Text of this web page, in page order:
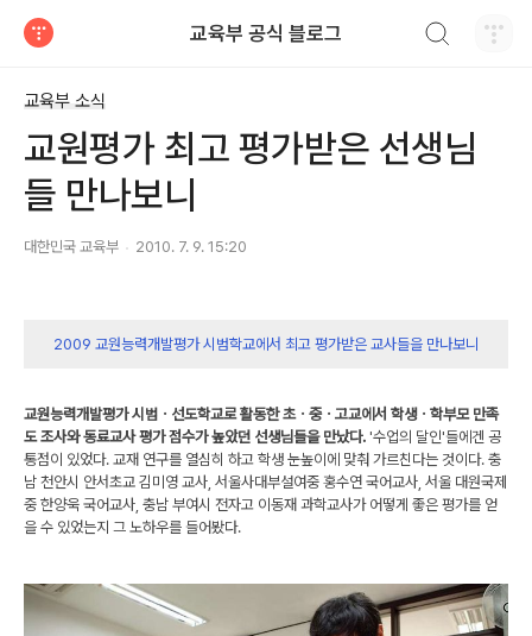
교육부 공식 블로그
교육부 소식
교원평가 최고 평가받은 선생님
들 만나보니
대한민국 교육부 2010. 7. 9. 15:20
2009 교원능력개발평가 시범학교에서 최고 평가받은 교사들을 만나보니
교원능력개발평가 시범ㆍ선도학교로 활동한 초ㆍ중ㆍ고교에서 학생ㆍ학부모 만족
도 조사와 동료교사 평가 점수가 높았던 선생님들을 만났다. '수업의 달인'들에겐 공
통점이 있었다. 교재 연구를 열심히 하고 학생 눈높이에 맞춰 가르친다는 것이다. 충
남 천안시 안서초교 김미영 교사, 서울사대부설여중 홍수연 국어교사, 서울 대원국제
중 한양욱 국어교사, 충남 부여시 전자고 이동재 과학교사가 어떻게 좋은 평가를 얻
을 수 있었는지 그 노하우를 들어봤다.